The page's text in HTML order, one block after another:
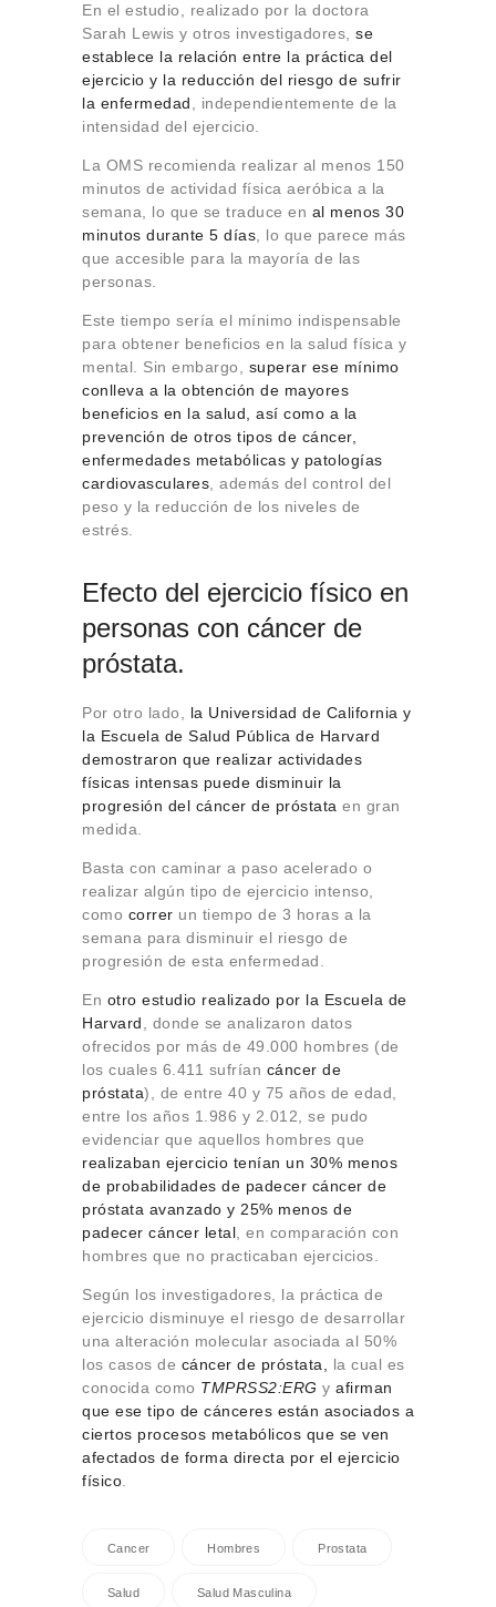
En el estudio, realizado por la doctora
Sarah Lewis y otros investigadores, se
establece la relación entre la práctica del
ejercicio y la reducción del riesgo de sufrir
la enfermedad , independientemente de la
intensidad del ejercicio.
La OMS recomienda realizar al menos 150
minutos de actividad física aeróbica a la
semana, lo que se traduce en al menos 30
minutos durante 5 días , lo que parece más
que accesible para la mayoría de las
personas.
Este tiempo sería el mínimo indispensable
para obtener beneficios en la salud física y
mental. Sin embargo, superar ese mínimo
conlleva a la obtención de mayores
beneficios en la salud, así como a la
prevención de otros tipos de cáncer,
enfermedades metabólicas y patologías
cardiovasculares , además del control del
peso y la reducción de los niveles de
estrés.
Efecto del ejercicio físico en
personas con cáncer de
próstata.
Por otro lado, la Universidad de California y
la Escuela de Salud Pública de Harvard
demostraron que realizar actividades
físicas intensas puede disminuir la
progresión del cáncer de próstata en gran
medida.
Basta con caminar a paso acelerado o
realizar algún tipo de ejercicio intenso,
como correr un tiempo de 3 horas a la
semana para disminuir el riesgo de
progresión de esta enfermedad.
En otro estudio realizado por la Escuela de
Harvard , donde se analizaron datos
ofrecidos por más de 49.000 hombres (de
los cuales 6.411 sufrían cáncer de
próstata), de entre 40 y 75 años de edad,
entre los años 1.986 y 2.012, se pudo
evidenciar que aquellos hombres que
realizaban ejercicio tenían un 30% menos
de probabilidades de padecer cáncer de
próstata avanzado y 25% menos de
padecer cáncer letal , en comparación con
hombres que no practicaban ejercicios.
Según los investigadores, la práctica de
ejercicio disminuye el riesgo de desarrollar
una alteración molecular asociada al 50%
los casos de cáncer de próstata, la cual es
conocida como TMPRSS2:ERG y afirman
que ese tipo de cánceres están asociados a
ciertos procesos metabólicos que se ven
afectados de forma directa por el ejercicio
físico
Cancer Hombres Prostata
Salud Salud Masculina